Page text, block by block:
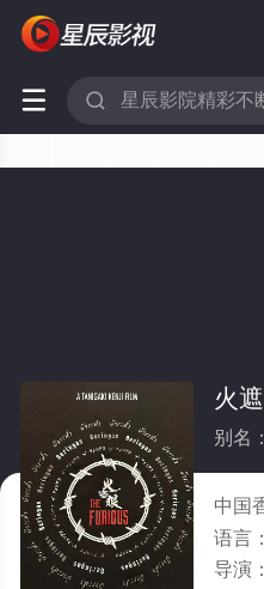
 
火
别名
中国
语言：
导演：